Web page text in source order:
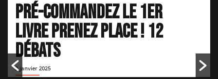
Pré-commandez le 1er
livre PRENEZ PLACE ! 12
débats
2 janvier 2025